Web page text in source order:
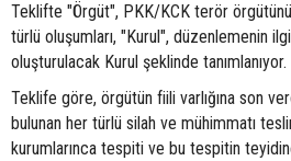
Teklifte "Örgüt", PKK/KCK terör örgütünü
türlü oluşumları, "Kurul", düzenlemenin
oluşturulacak Kurul şeklinde tanımlanıyor.
Teklife göre, örgütün fiili varlığına son
bulunan her türlü silah ve mühimmatı
kurumlarınca tespiti ve bu tespitin